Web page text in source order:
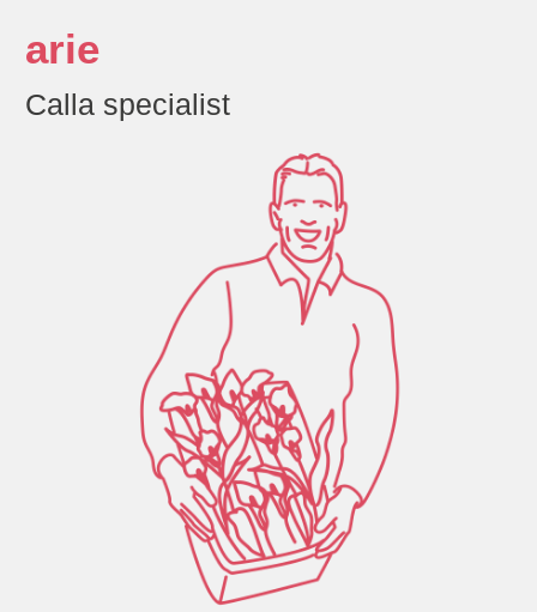
arie
Calla specialist